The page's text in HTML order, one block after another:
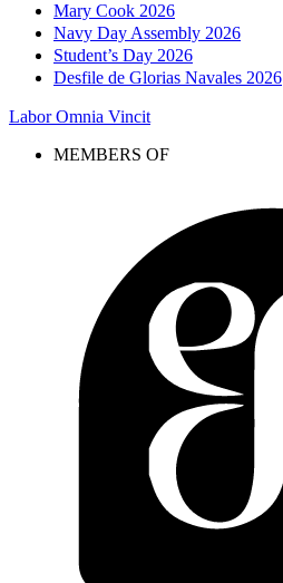
Mary Cook 2026
Navy Day Assembly 2026
Student’s Day 2026
Desfile de Glorias Navales 2026
Labor Omnia Vincit
MEMBERS OF